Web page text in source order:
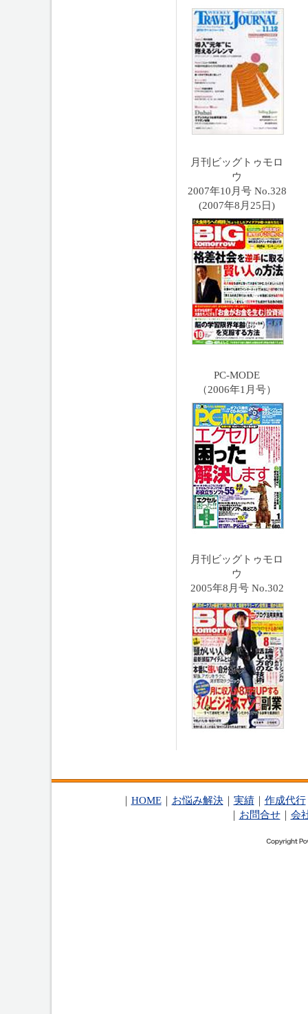
月刊ビッグトゥモロ
ウ
2007年10月号 No.328
(2007年8月25日)
PC-MODE
（2006年1月号）
月刊ビッグトゥモロ
ウ
2005年8月号 No.302
｜ HOME｜ お悩み解決｜ 実績｜ 作成代行
｜ お問合せ｜ 会